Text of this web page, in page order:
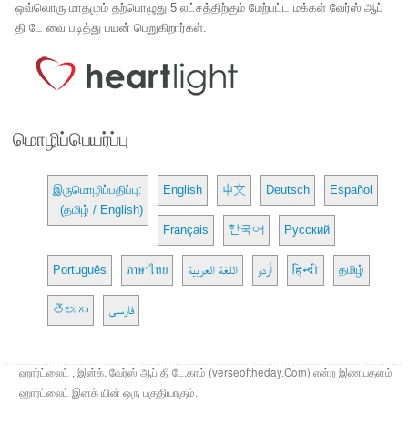
ஒவ்வொரு மாதமும் தற்பொழுது 5 லட்சத்திற்கும் மேற்பட்ட மக்கள் வேர்ஸ் ஆப்
தி டே வை படித்து பயன் பெறுகிறார்கள்.
மொழிப்பெயர்ப்பு
இருமொழிப்பதிப்பு:
(தமிழ் / English)
English 中文 Deutsch Español
Français 한국어 Русский
Português ภาษาไทย اللغة العربية اُردو हिन्दी தமிழ்
తెలుగు فارسی
ஹார்ட்லைட் , இன்க். வேர்ஸ் ஆப் தி டே.காம் (verseoftheday.Com) என்ற இணயதளம்
ஹார்ட்லைட் இன்க் யின் ஒரு பகுதியாகும்.